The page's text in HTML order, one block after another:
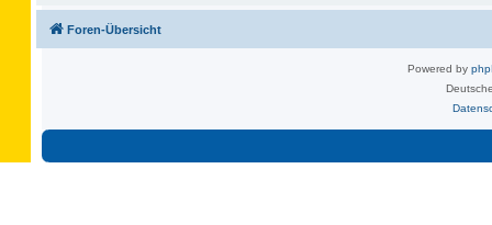
Foren-Übersicht
Powered by